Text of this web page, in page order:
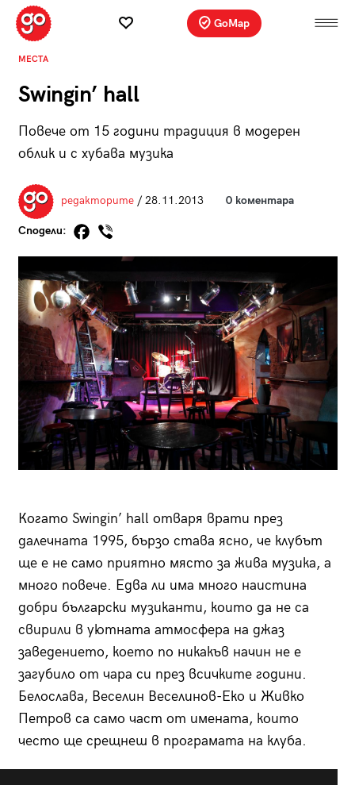
GoMap
МЕСТА
Swingin’ hall
Повече от 15 години традиция в модерен
облик и с хубава музика
редакторите/ 28.11.2013 0 коментара
Сподели:
Когато Swingin’ hall отваря врати през
далечната 1995, бързо става ясно, че клубът
ще е не само приятно място за жива музика, а
много повече. Едва ли има много наистина
добри български музиканти, които да не са
свирили в уютната атмосфера на джаз
заведението, което по никакъв начин не е
загубило от чара си през всичките години.
Белослава, Веселин Веселинов-Еко и Живко
Петров са само част от имената, които
често ще срещнеш в програмата на клуба.